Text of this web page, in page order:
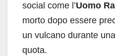
social come l’Uomo
morto dopo essere
un vulcano durante
quota.